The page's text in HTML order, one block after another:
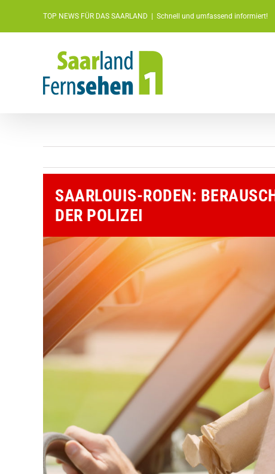
TOP NEWS FÜR DAS SAARLAND Schnell und umfassend informiert!
SAARLOUIS-RODEN:
DER POLIZEI